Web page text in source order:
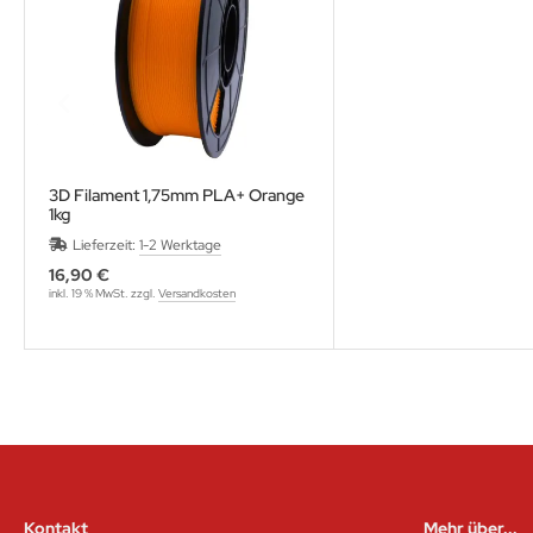
3D Filament 1,75mm PLA+ Orange
1kg
Lieferzeit: 1-2 Werktage
16,90 €
inkl. 19 % MwSt. zzgl. Versandkosten
Kontakt Mehr über...